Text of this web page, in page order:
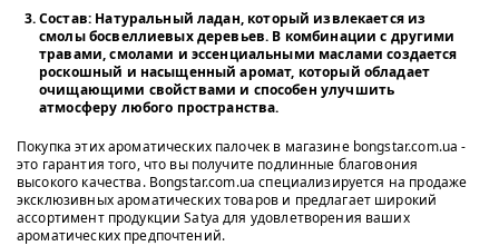
Состав: Натуральный ладан, который извлекается из
смолы босвеллиевых деревьев. В комбинации с другими
травами, смолами и эссенциальными маслами создается
роскошный и насыщенный аромат, который обладает
очищающими свойствами и способен улучшить
атмосферу любого пространства.
Покупка этих ароматических палочек в магазине bongstar.com.ua -
это гарантия того, что вы получите подлинные благовония
высокого качества. Bongstar.com.ua специализируется на продаже
эксклюзивных ароматических товаров и предлагает широкий
ассортимент продукции Satya для удовлетворения ваших
ароматических предпочтений.